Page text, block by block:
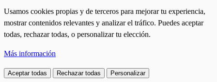
Usamos cookies propias y de terceros para mejorar tu experiencia,
mostrar contenidos relevantes y analizar el tráfico. Puedes aceptar
todas, rechazar todas, o personalizar tu elección.
Más información
Aceptar todas Rechazar todas Personalizar